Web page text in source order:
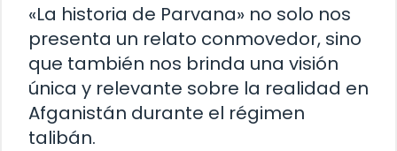
«La historia de Parvana» no solo nos
presenta un relato conmovedor, sino
que también nos brinda una visión
única y relevante sobre la realidad en
Afganistán durante el régimen
talibán.